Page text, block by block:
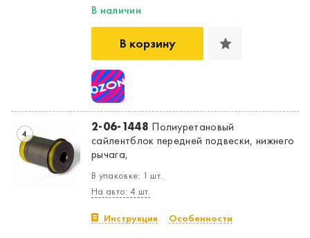
Да, верно
В наличии
В корзину
4 2-06-1448 Полиуретановый
сайлентблок передней подвески, нижнего
рычага,
В упаковке: 1 шт.
На авто: 4 шт.
Инструкция Особенности